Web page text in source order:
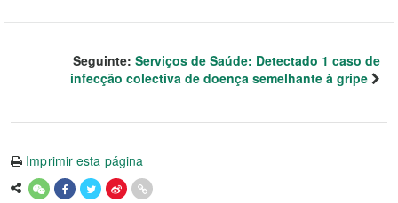
Seguinte: Serviços de Saúde: Detectado 1 caso de
infecção colectiva de doença semelhante à gripe
Imprimir esta página